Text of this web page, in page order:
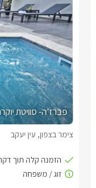
פברז’ה- סוויטת
צימר בצפון, עין יעקב